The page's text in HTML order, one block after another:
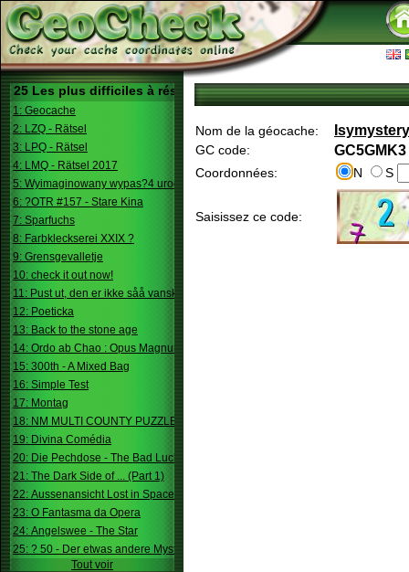
25 Les plus difficiles à résoudre
1: Geocache
2: LZQ - Rätsel
3: LPQ - Rätsel
4: LMQ - Rätsel 2017
5: Wyimaginowany wypas?4 urodziny
6: ?OTR #157 - Stare Kina
7: Sparfuchs
8: Farbkleckserei XXIX ?
9: Grensgevalletje
10: check it out now!
11: Pust ut, den er ikke såå vanskelig.
12: Poeticka
13: Back to the stone age
14: Ordo ab Chao : Opus Magnum
15: 300th - A Mixed Bag
16: Simple Test
17: Montag
18: NM MULTI COUNTY PUZZLE
19: Divina Comédia
20: Die Pechdose - The Bad Luck Box
21: The Dark Side of ... (Part 1)
22: Aussenansicht Lost in Space
23: O Fantasma da Opera
24: Angelswee - The Star
25: ? 50 - Der etwas andere Mystery
Tout voir
Nom de la géocache:
GC code: GC5GMK3
Coordonnées: N S
Saisissez ce code: